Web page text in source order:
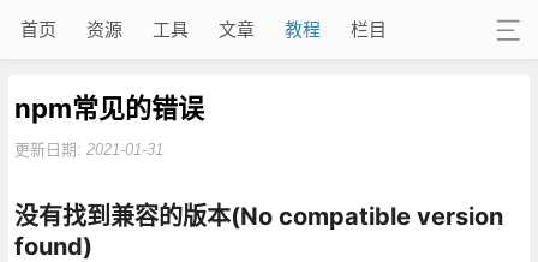
首页 资源 工具 文章 教程 栏目
npm常见的错误
更新日期: 2021-01-31
没有找到兼容的版本(No compatible version
found)